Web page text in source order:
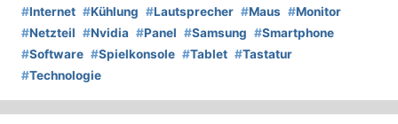
#Internet #Kühlung #Lautsprecher #Maus #Monitor
#Netzteil #Nvidia #Panel #Samsung #Smartphone
#Software #Spielkonsole #Tablet #Tastatur
#Technologie